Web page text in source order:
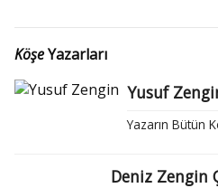
KöşeYazarları
Yusuf
Yazarın Bütün
Deniz Zengin